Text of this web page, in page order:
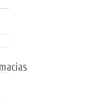
3, en la
Coahuila,
trámites